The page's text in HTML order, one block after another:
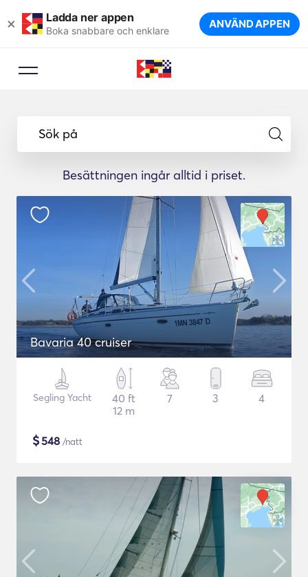
× Ladda ner appen
Boka snabbare och enklare ANVÄND APPEN
Sök på
Besättningen ingår alltid i priset.
Bavaria 40 cruiser
Segling Yacht
40 ft
12 m
7 3 4
$548 /natt